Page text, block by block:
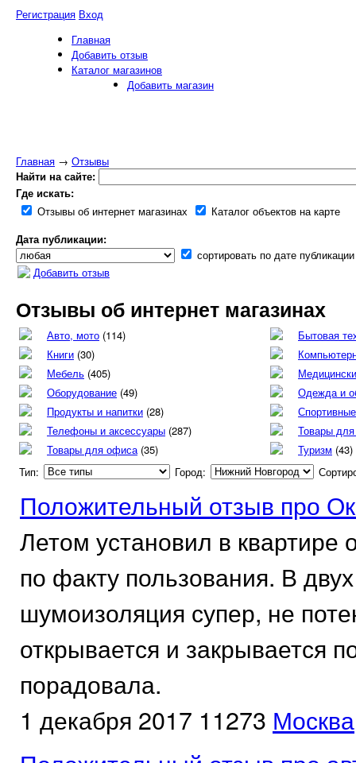
Регистрация Вход
Главная
Добавить отзыв
Каталог магазинов
Добавить магазин
Главная → Отзывы
Найти на сайте:
Где искать:
Отзывы об интернет магазинах
Каталог объектов на карте
Дата публикации:
сортировать по дате публикации
Добавить отзыв
Отзывы об интернет магазинах
Авто, мото (114)
Бытовая
Книги (30)
Мебель (405)
Оборудование (49)
Одежда и
Продукты и напитки (28)
Телефоны и аксессуары (287)
Товары
Товары для офиса (35) Туризм (43)
Тип:
Город:
Положительный отзыв про
Летом установил в
по факту пользования. В
шумоизоляция супер, не
открывается и закрывается
порадовала.
1 декабря 2017 11273 Москва